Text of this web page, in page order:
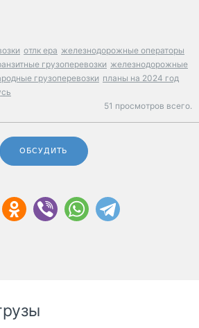
отлк ера железнодорожные операторы
грузоперевозки железнодорожные
грузоперевозки планы на 2024 год
51 просмотров всего.
ОБСУДИТЬ